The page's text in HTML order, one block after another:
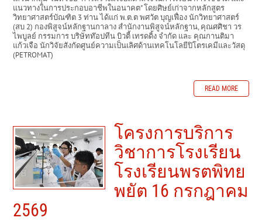
แนวทางในการประกอบอาชีพในอนาคต" โดยศิษย์เก่าจากหลักสูตร
วิทยาศาสตร์บัณฑิต 3 ท่าน ได้แก่ พ.ต.ต พศวัต บุญเฟื่อง นักวิทยาศาสตร์
(สบ 2) กองพิสูจน์หลักฐานกาลาง สำนักงานพิสูจน์หลักฐาน, คุณศศิชา วร
ไพบูลย์ กรรมการ บริษัทท๊อปทีน บิวตี้ เทรดดิ้ง จำกัด และ คุณกานติมา
แก้วเจือ นักวิจัยสังกัดศูนย์ความเป็นเลิศด้านเทคโนโลยีปิโตรเคมีและวัสดุ
(PETROMAT)
READ MORE
โครงการบริการ
วิชาการโรงเรียน
โรงเรียนพรตพิทย
พยัต 16 กรกฎาคม
2569